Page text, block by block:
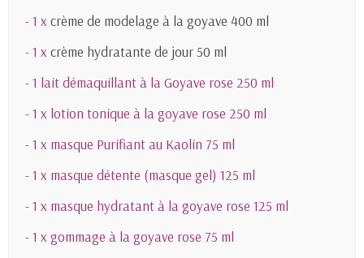
- 1 x crème de modelage à la goyave 400 ml
- 1 x crème hydratante de jour 50 ml
- 1 lait démaquillant à la Goyave rose 250 ml
- 1 x lotion tonique à la goyave rose 250 ml
- 1 x masque Purifiant au Kaolin 75 ml
- 1 x masque détente (masque gel) 125 ml
- 1 x masque hydratant à la goyave rose 125 ml
- 1 x gommage à la goyave rose 75 ml